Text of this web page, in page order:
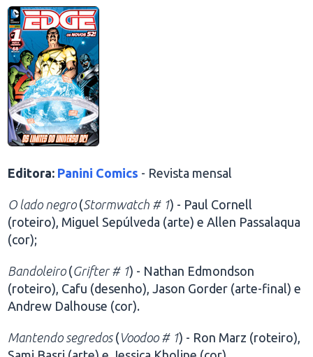
Editora: Panini Comics - Revista mensal
O lado negro(Stormwatch # 1) - Paul Cornell
(roteiro), Miguel Sepúlveda (arte) e Allen Passalaqua
(cor);
Bandoleiro(Grifter # 1) - Nathan Edmondson
(roteiro), Cafu (desenho), Jason Gorder (arte-final) e
Andrew Dalhouse (cor).
Mantendo segredos(Voodoo # 1) - Ron Marz (roteiro),